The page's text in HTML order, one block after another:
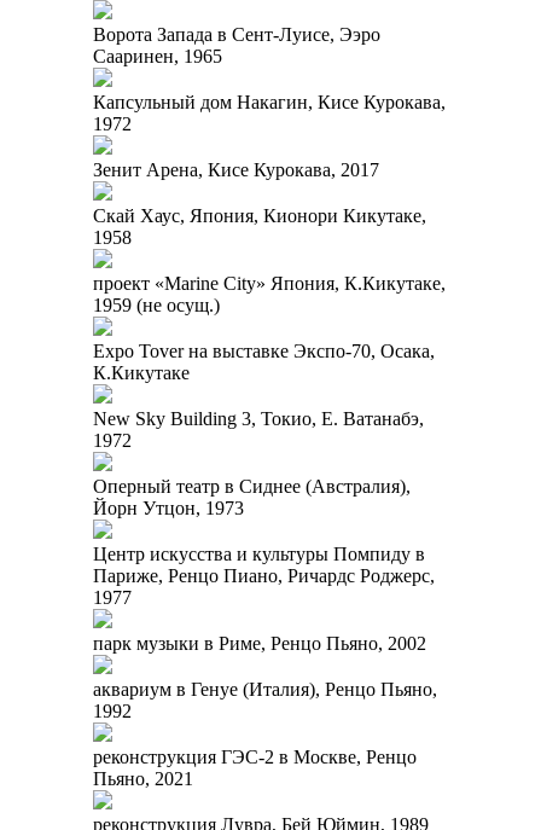
Ворота Запада в Сент-Луисе, Ээро
Сааринен, 1965
Капсульный дом Накагин, Кисе Курокава,
1972
Зенит Арена, Кисе Курокава, 2017
Скай Хаус, Япония, Кионори Кикутаке,
1958
проект «Marine City» Япония, К.Кикутаке,
1959 (не осущ.)
Expo Tover на выставке Экспо-70, Осака,
К.Кикутаке
New Sky Building 3, Токио, Е. Ватанабэ,
1972
Оперный театр в Сиднее (Австралия),
Йорн Утцон, 1973
Центр искусства и культуры Помпиду в
Париже, Ренцо Пиано, Ричардс Роджерс,
1977
парк музыки в Риме, Ренцо Пьяно, 2002
аквариум в Генуе (Италия), Ренцо Пьяно,
1992
реконструкция ГЭС-2 в Москве, Ренцо
Пьяно, 2021
реконструкция Лувра, Бей Юймин, 1989